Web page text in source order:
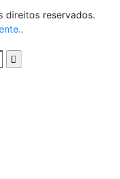
direitos reservados.